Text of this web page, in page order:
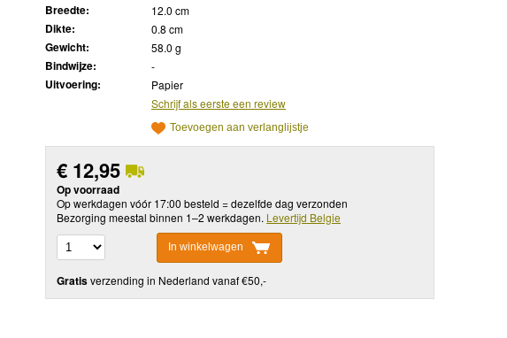
Breedte: 12.0 cm
Dikte: 0.8 cm
Gewicht: 58.0 g
Bindwijze: -
Uitvoering:
Papier
Schrijf als eerste een review
Toevoegen aan verlanglijstje
€ 12,95
Op voorraad
Op werkdagen vóór 17:00 besteld = dezelfde dag verzonden
Bezorging meestal binnen 1–2 werkdagen. Levertijd Belgie
In winkelwagen
Gratisverzending in Nederland vanaf €50,-